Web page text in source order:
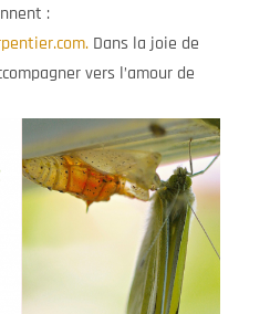
:
Dans la joie de
vers l’amour de